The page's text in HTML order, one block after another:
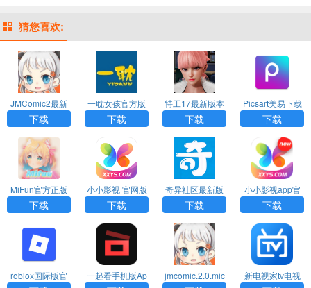
猜您喜欢:
JMComic2最新
安装包
下载
一耽女孩官方版
下载漫画安装
下载
特工17最新版本
24.8下载
下载
Picsart美易下载
正版免费中文版
下载
MiFun官方正版
下载
小小影视 官网版
下载2026
下载
奇异社区最新版
本
下载
小小影视app官
方版下载
下载
roblox国际版官
一起看手机版Ap
jmcomic.2.0.mic
新电视家tv电视